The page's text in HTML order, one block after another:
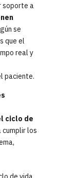
soporte a
se
que el
real y
paciente.
ciclo de
los